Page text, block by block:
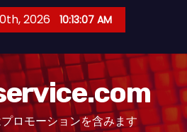
2026 10:13:08 AM
ロモーションを含みます